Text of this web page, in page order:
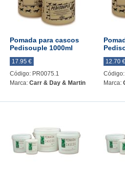
Pomada para cascos
Pedisouple 1000ml
17.95 €
Código: PR0075.1
Marca: Carr & Day & Martin
12.70 €
Marca: